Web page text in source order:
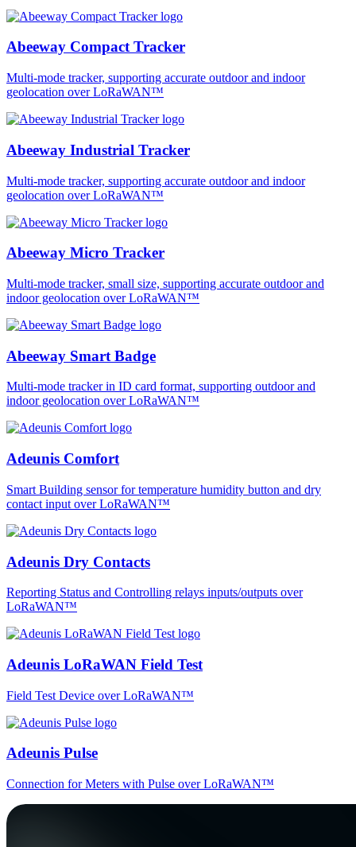
Abeeway Compact Tracker
Multi-mode tracker, supporting accurate outdoor and indoor
geolocation over LoRaWAN™
Abeeway Industrial Tracker
Multi-mode tracker, supporting accurate outdoor and indoor
geolocation over LoRaWAN™
Abeeway Micro Tracker
Multi-mode tracker, small size, supporting accurate outdoor and
indoor geolocation over LoRaWAN™
Abeeway Smart Badge
Multi-mode tracker in ID card format, supporting outdoor and
indoor geolocation over LoRaWAN™
Adeunis Comfort
Smart Building sensor for temperature humidity button and dry
contact input over LoRaWAN™
Adeunis Dry Contacts
Reporting Status and Controlling relays inputs/outputs over
LoRaWAN™
Adeunis LoRaWAN Field Test
Field Test Device over LoRaWAN™
Adeunis Pulse
Connection for Meters with Pulse over LoRaWAN™